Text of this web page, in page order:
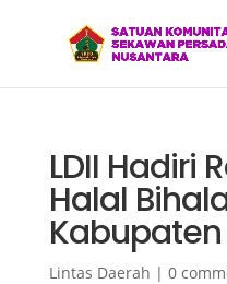
LDII Hadiri
Halal
Lintas Daerah | 0